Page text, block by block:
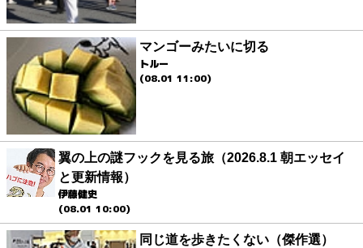
マンゴーみたいに切る
トルー
(08.01 11:00)
翼の上の謎フックを見る旅（2026.8.1 朝エッセイ
と更新情報）
伊藤健史
(08.01 10:00)
同じ道を歩きたくない（傑作選）